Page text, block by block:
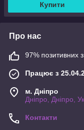
Купити
Про нас
97% позитивних з
Працює з
м. Дніпро
Дніпро, Дніпро,
Контакти